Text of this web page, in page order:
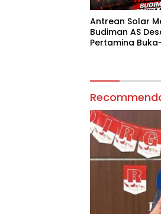
Antrean Solar
Budiman AS
Pertamina